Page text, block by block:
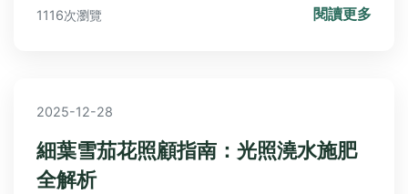
1116次瀏覽 閱讀更多
2025-12-28
細葉雪茄花照顧指南：光照澆水施肥
全解析